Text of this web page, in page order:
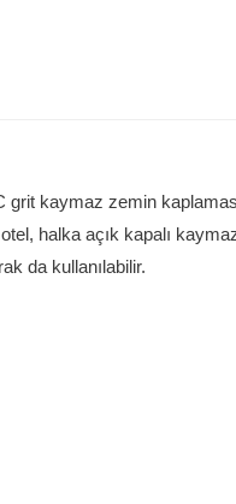
kaymaz zemin
halka açık kapalı
da kullanılabilir.